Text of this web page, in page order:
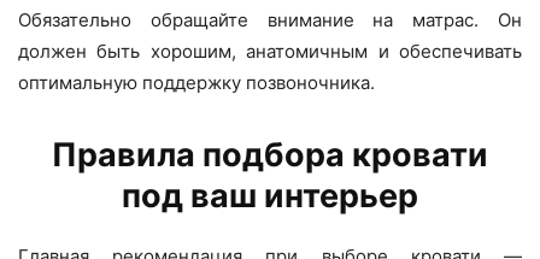
Обязательно обращайте внимание на матрас. Он
должен быть хорошим, анатомичным и обеспечивать
оптимальную поддержку позвоночника.
Правила подбора кровати
под ваш интерьер